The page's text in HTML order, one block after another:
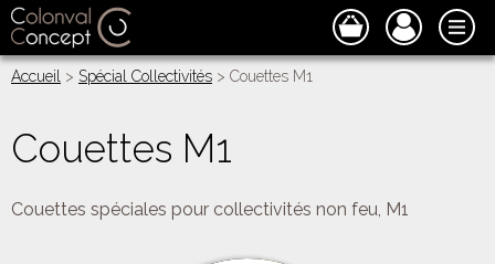
Accueil > Spécial Collectivités > Couettes M1
Couettes M1
Couettes spéciales pour collectivités non feu, M1